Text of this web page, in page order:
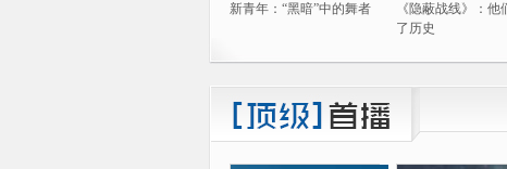
新青年：“黑暗”中的舞者
《隐蔽战线》：他
了历史